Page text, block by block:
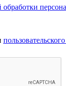
обработки